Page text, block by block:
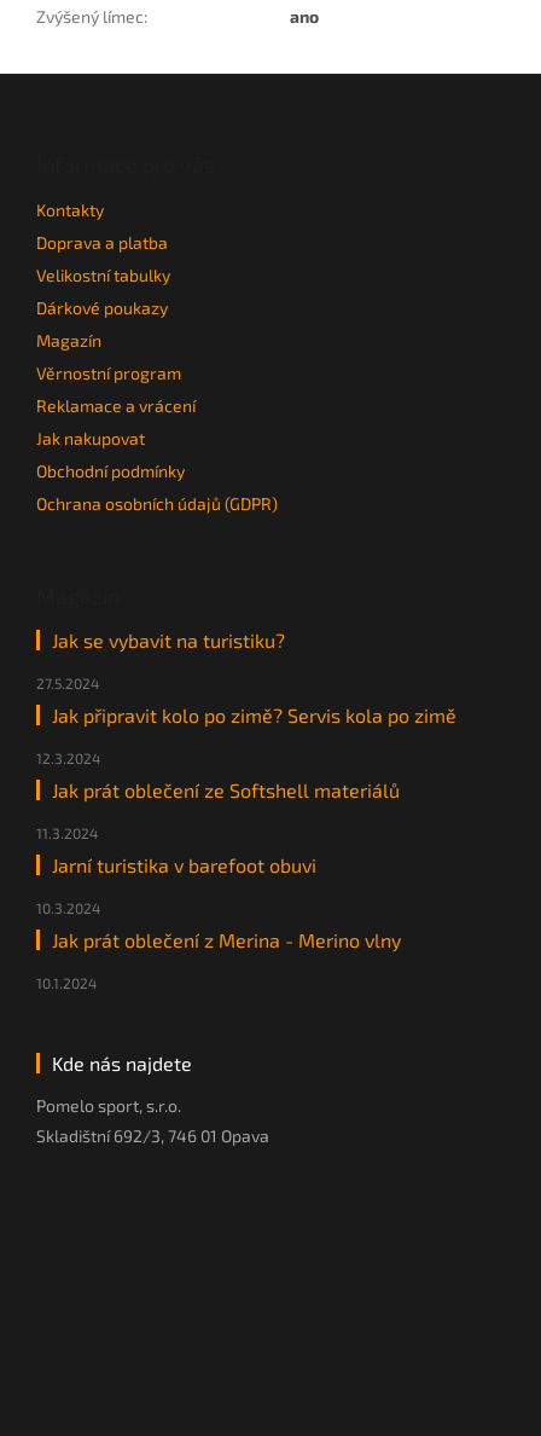
Zvýšený límec: ano
Kontakty
Doprava a platba
Velikostní tabulky
Dárkové poukazy
Magazín
Věrnostní program
Reklamace a vrácení
Jak nakupovat
Obchodní podmínky
Ochrana osobních údajů (GDPR)
Jak se vybavit na turistiku?
27.5.2024
Jak připravit kolo po zimě? Servis kola po zimě
12.3.2024
Jak prát oblečení ze Softshell materiálů
11.3.2024
Jarní turistika v barefoot obuvi
10.3.2024
Jak prát oblečení z Merina - Merino vlny
10.1.2024
Kde nás najdete
Pomelo sport, s.r.o.
Skladištní 692/3, 746 01 Opava